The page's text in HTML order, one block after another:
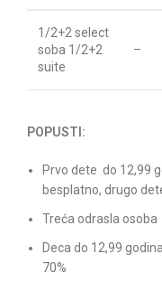
1/2+2 select
soba 1/2+2
suite
–
POPUSTI:
Prvo dete do 12,99
besplatno, drugo
Treća odrasla
Deca do 12,99
70%